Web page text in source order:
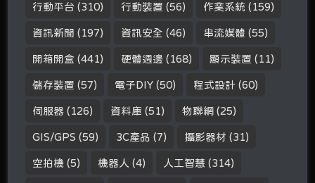
行動平台 (310) 行動裝置 (56) 作業系統 (159)
資訊新聞 (197) 資訊安全 (46) 串流媒體 (55)
開箱開盒 (441) 硬體週邊 (168) 顯示裝置 (11)
儲存裝置 (57) 電子DIY (50) 程式設計 (60)
伺服器 (126) 資料庫 (51) 物聯網 (25)
GIS/GPS (59) 3C產品 (7) 攝影器材 (31)
空拍機 (5) 機器人 (4) 人工智慧 (314)